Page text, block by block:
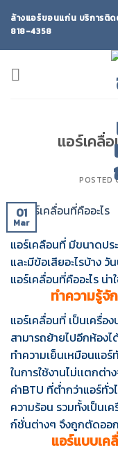
ล้างแอร์ขอนแก่น บริการติ
818-4358
แอร์เคลื่
POSTED
01
Mar
แอร์เคลือนที่ มีขนาดป
และมีข้อเสียอะไรบ้าง วั
แอร์เคลื่อนที่คืออะไร น่
ทำความรู้
แอร์เคลื่อนที่ เป็นเครื่
สามารถย้ายไปอีกห้อง
ทำความเย็นเหมือนแอ
ในการใช้งานไม่เเตกต่
ค่าBTU ที่ต่ำกว่าแอร์ทั่ว
ความร้อน รวมทั้งเป็นเ
ก์ชั่นต่างๆ จึงถูกตัดออ
แอร์แบบเค